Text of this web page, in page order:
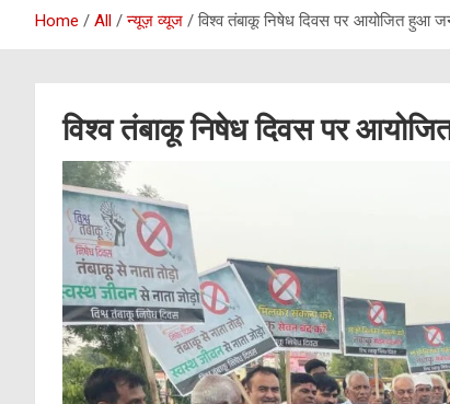
Home All न्यूज़ व्यूज विश्व तंबाकू निषेध दिवस पर आयोजित हुआ
विश्व तंबाकू निषेध दिवस पर